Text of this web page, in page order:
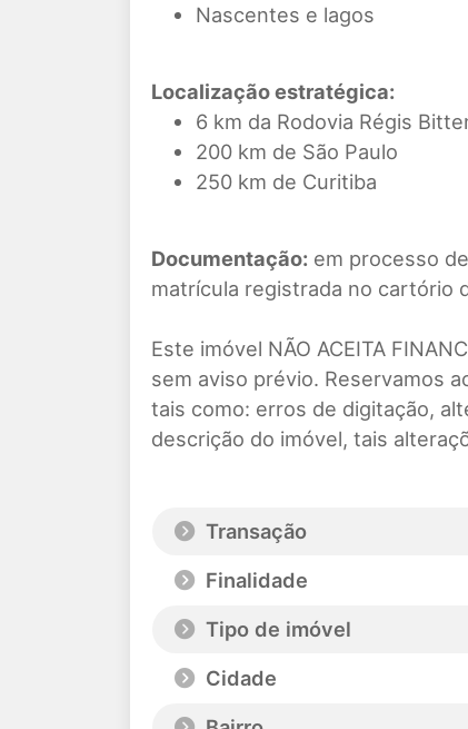
Nascentes e lagos
Localização estratégica:
6 km da Rodovia Régis
200 km de São Paulo
250 km de Curitiba
Documentação: em processo
matrícula registrada no cartório
Este imóvel NÃO ACEITA
sem aviso prévio. Reservamos
tais como: erros de digitação,
descrição do imóvel, tais
Transação
Finalidade
Tipo de imóvel
Cidade